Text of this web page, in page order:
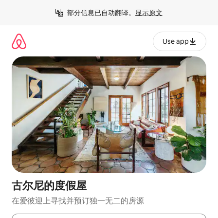
部分信息已自动翻译。 显示原文
Use app
古尔尼的度假屋
在爱彼迎上寻找并预订独一无二的房源